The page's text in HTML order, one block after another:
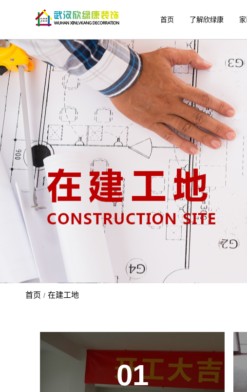
首页 了解欣绿康
首页 / 在建工地
01